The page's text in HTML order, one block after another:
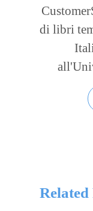
di libri
Related